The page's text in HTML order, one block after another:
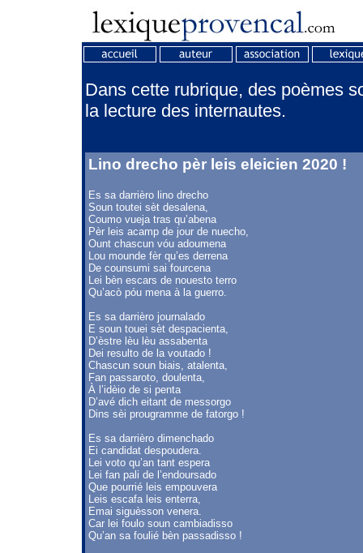
Dans cette rubrique, des poèmes
la lecture des internautes.
Lino drecho pèr leis eleicien 2020 !
Es sa darrièro lino drecho
Soun toutei sèt desalena,
Coumo vueja tras qu’abena
Pèr leis acamp de jour de nuecho,
Ount chascun vóu adoumena
Lou mounde fèr qu’es derrena
De counsumi sai fourcena
Lei bèn escars de nouesto terro
Qu’acò póu mena à la guerro.
Es sa darrièro journalado
E soun touei sèt despacienta,
D’èstre lèu lèu assabenta
Dei resulto de la voutado !
Chascun soun biais, atalenta,
Fan passaroto, doulenta,
À l’idèio de si penta
D’avé dich eitant de messorgo
Dins sèi prougramme de fatorgo !
Es sa darrièro dimenchado
Ei candidat despoudera.
Lei voto qu’an tant espera
Lei fan pali de l’endoursado
Que pourrié leis empouvera
Leis escafa leis enterra,
Emai siguèsson venera.
Car lei foulo soun cambiadisso
Qu’an sa foulié bèn passadisso !